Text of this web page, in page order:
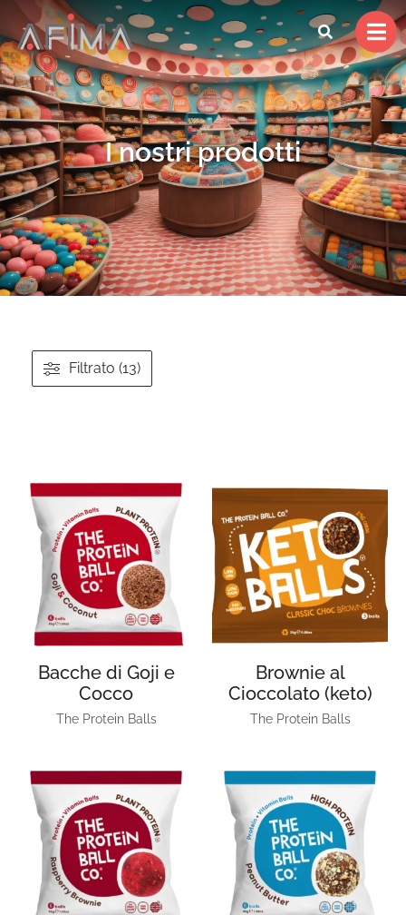
I nostri prodotti
Filtrato (13)
Bacche di Goji e
Cocco
The Protein Balls
Brownie al
Cioccolato (keto)
The Protein Balls